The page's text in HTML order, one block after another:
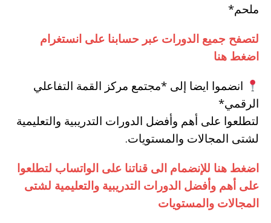
ملحم*
لتصفح جميع الدورات عبر حسابنا على انستغرام
اضغط هنا
انضموا ايضا إلى *مجتمع مركز القمة التفاعلي
الرقمي*
لتطلعوا على أهم وأفضل الدورات التدريبية والتعليمية
لشتى المجالات والمستويات.
اضغط هنا للإنضمام الى قناتنا على الواتساب لتطلعوا
على أهم وأفضل الدورات التدريبية والتعليمية لشتى
المجالات والمستويات